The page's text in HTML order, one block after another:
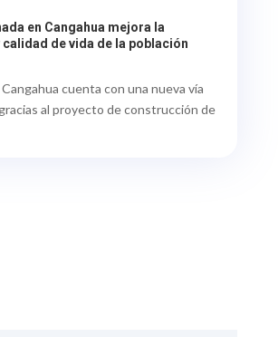
en Cangahua mejora la
de vida de la población
cuenta con una nueva vía
al proyecto de construcción de